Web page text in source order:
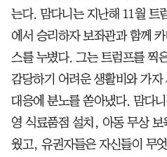
는다. 맘다니는 지난해 11월 트
에서 승리하자 보좌관과 함께
스를 누볐다. 그는 트럼프를 찍
감당하기 어려운 생활비와 가자
대응에 분노를 쏟아냈다. 맘다
영 식료품점 설치, 아동 무상 보
웠고, 유권자들은 자신들이 무